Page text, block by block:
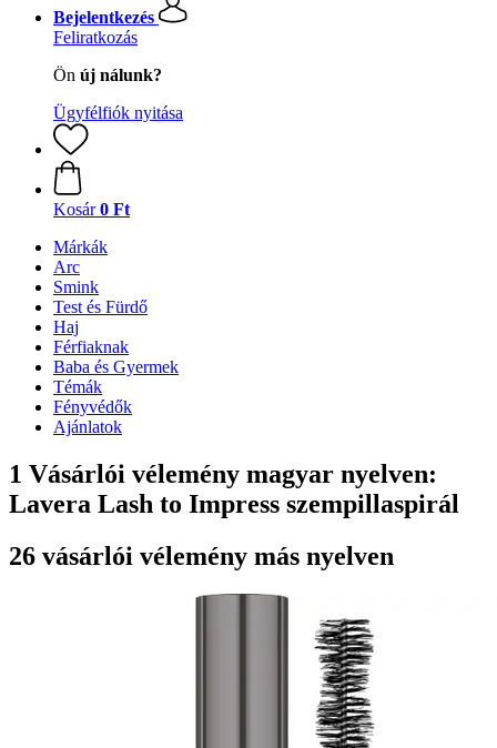
Bejelentkezés
Feliratkozás
Ön új nálunk?
Ügyfélfiók nyitása
Kosár 0 Ft
Márkák
Arc
Smink
Test és Fürdő
Haj
Férfiaknak
Baba és Gyermek
Témák
Fényvédők
Ajánlatok
1 Vásárlói vélemény magyar nyelven:
Lavera Lash to Impress szempillaspirál
26 vásárlói vélemény más nyelven